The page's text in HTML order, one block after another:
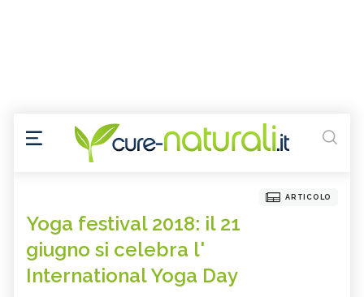
ARTICOLO
Yoga festival 2018: il 21
giugno si celebra l'
International Yoga Day